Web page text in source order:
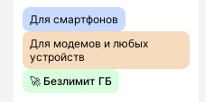
Для смартфонов
Для модемов и любых
устройств
🚀 Безлимит ГБ